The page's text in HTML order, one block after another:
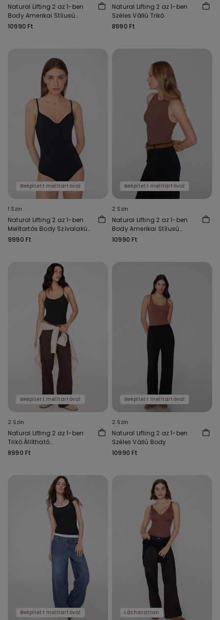
Natural Lifting 2 az 1-ben
Body Amerikai Stílusú
Nyakkivágással
10990 Ft
Natural Lifting 2 az 1-ben
Széles Vállú Trikó
8990 Ft
Beépített melltartóval
1 Szín
Natural Lifting 2 az 1-ben
Melltartós Body Szívalakú
Nyakkivágással
9990 Ft
Beépített melltartóval
2 Szín
Natural Lifting 2 az 1-ben
Body Amerikai Stílusú
Nyakkivágással
10990 Ft
Beépített melltartóval
2 Szín
Natural Lifting 2 az 1-ben
Trikó Állítható
Vállpántokkal
8990 Ft
Beépített melltartóval
2 Szín
Natural Lifting 2 az 1-ben
Széles Vállú Body
10990 Ft
Beépített melltartóval Láthatatlan